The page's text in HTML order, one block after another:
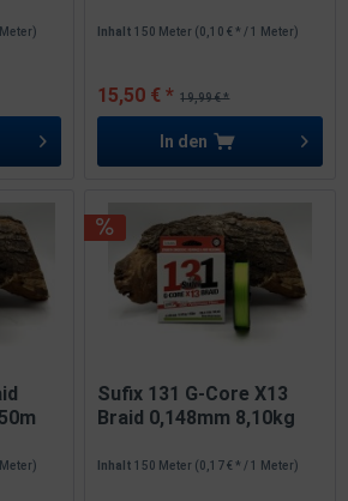
Inhalt150 Meter (0,10 € * / 1 Meter)
19,99 € *
15,50 € *
In den
Sufix 131 G-Core X13
Braid 0,148mm 8,10kg
Inhalt150 Meter (0,17 € * / 1 Meter)